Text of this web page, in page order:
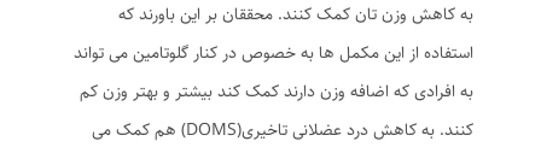
به کاهش وزن تان کمک کنند. محققان بر این باورند که
استفاده از این مکمل ها به خصوص در کنار گلوتامین می تواند
به افرادی که اضافه وزن دارند کمک کند بیشتر و بهتر وزن کم
کنند. به کاهش درد عضلانی تاخیری(DOMS) هم کمک می